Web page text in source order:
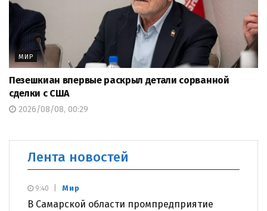
МИР
Пезешкиан впервые раскрыл детали сорванной
сделки с США
2026/08/08, 00:29
Лента новостей
Мир
В Самарской области промпредприятие
9:40